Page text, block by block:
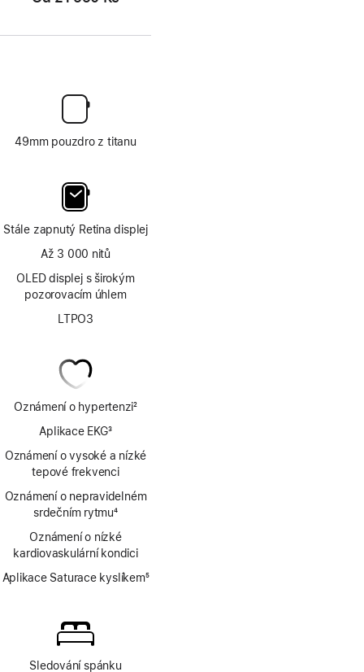
49mm pouzdro z titanu
Stále zapnutý Retina displej
Až 3 000 nitů
OLED displej s širokým
pozorovacím úhlem
LTPO3
Oznámení o hypertenzi2
Aplikace EKG
Poznámka
3
Oznámení o vysoké a nízké
tepové frekvenci
Oznámení o nepravidelném
srdečním rytmu
Poznámka
4
Oznámení o nízké
kardiovaskulární kondici
Aplikace Saturace kyslíkem5
Sledování spánku